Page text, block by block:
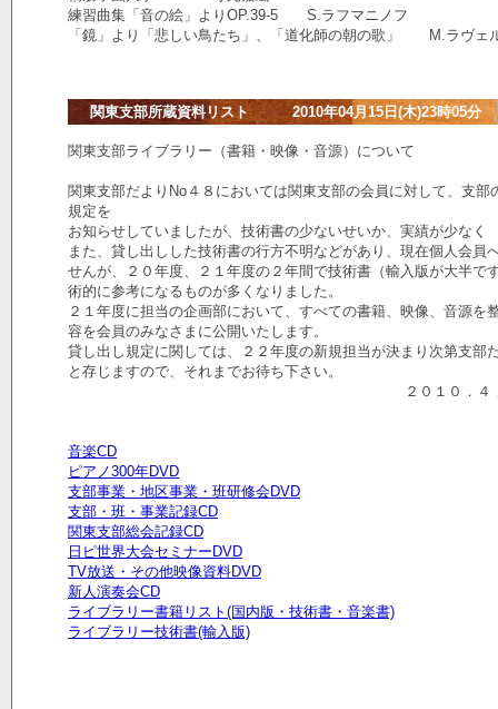
練習曲集「音の絵」よりOP.39-5 S.ラフマニノフ
「鏡」より「悲しい鳥たち」、「道化師の朝の歌」 M.ラヴェ
関東支部所蔵資料リスト 2010年04月15日(木)23時05分
関東支部ライブラリー（書籍・映像・音源）について
関東支部だよりNo４８においては関東支部の会員に対して、支部
規定を
お知らせしていましたが、技術書の少ないせいか、実績が少なく
また、貸し出しした技術書の行方不明などがあり、現在個人会員
せんが、２０年度、２１年度の２年間で技術書（輸入版が大半で
術的に参考になるものが多くなりました。
２１年度に担当の企画部において、すべての書籍、映像、音源を
容を会員のみなさまに公開いたします。
貸し出し規定に関しては、２２年度の新規担当が決まり次第支部
と存じますので、それまでお待ち下さい。
２０１０．４．１５ 関東
音楽CD
ピアノ300年DVD
支部事業・地区事業・班研修会DVD
支部・班・事業記録CD
関東支部総会記録CD
日ピ世界大会セミナーDVD
TV放送・その他映像資料DVD
新人演奏会CD
ライブラリー書籍リスト(国内版・技術書・音楽書)
ライブラリー技術書(輸入版)